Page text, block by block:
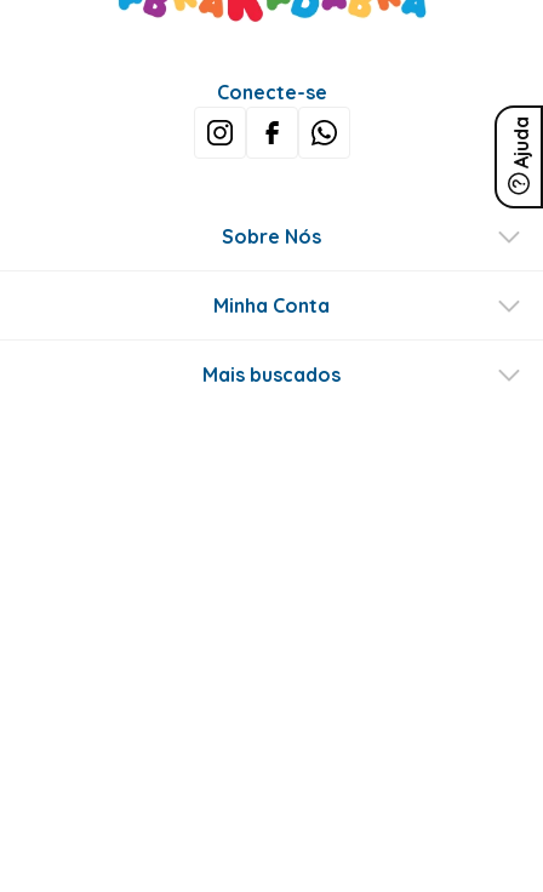
Ajuda
Conecte-se
Sobre Nós
Minha Conta
Mais buscados